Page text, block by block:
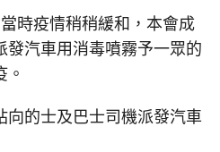
時疫情稍稍緩和，本會成
發汽車用消毒噴霧予一眾的
向的士及巴士司機派發汽車